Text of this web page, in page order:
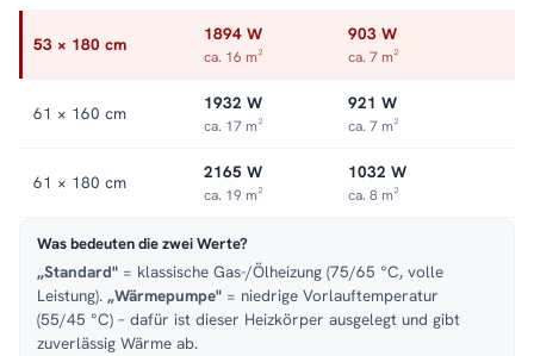
53 × 180 cm 1894 W
ca. 16 m²
903 W
ca. 7 m²
61 × 160 cm 1932 W
ca. 17 m²
921 W
ca. 7 m²
61 × 180 cm 2165 W
ca. 19 m²
1032 W
ca. 8 m²
Was bedeuten die zwei Werte?
„Standard" = klassische Gas-/Ölheizung (75/65 °C, volle
Leistung). „Wärmepumpe" = niedrige Vorlauftemperatur
(55/45 °C) – dafür ist dieser Heizkörper ausgelegt und gibt
zuverlässig Wärme ab.